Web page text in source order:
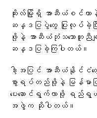
ဆိုးလ်မြို့ရှိ အာဆီယံစင်တာ
ဆန္ဒပြပွဲတွေ ပြုလုပ်ခဲ့ပ
ဖို့နဲ့ အာဆီယံဘုံသဘောတူညီ
ဆန္ဒပြခဲ့ကြပါတယ်။
ဒါ့အပြင် အာဆီယံနိုင်ငံတွေ
စွာရပ်တည်ဖို့နဲ့ မြန်မာပ
ပေးဆောင်ရွက်လာဖို့ ရည်ရွယ်က
အဖွဲ့က ဆိုပါတယ်။